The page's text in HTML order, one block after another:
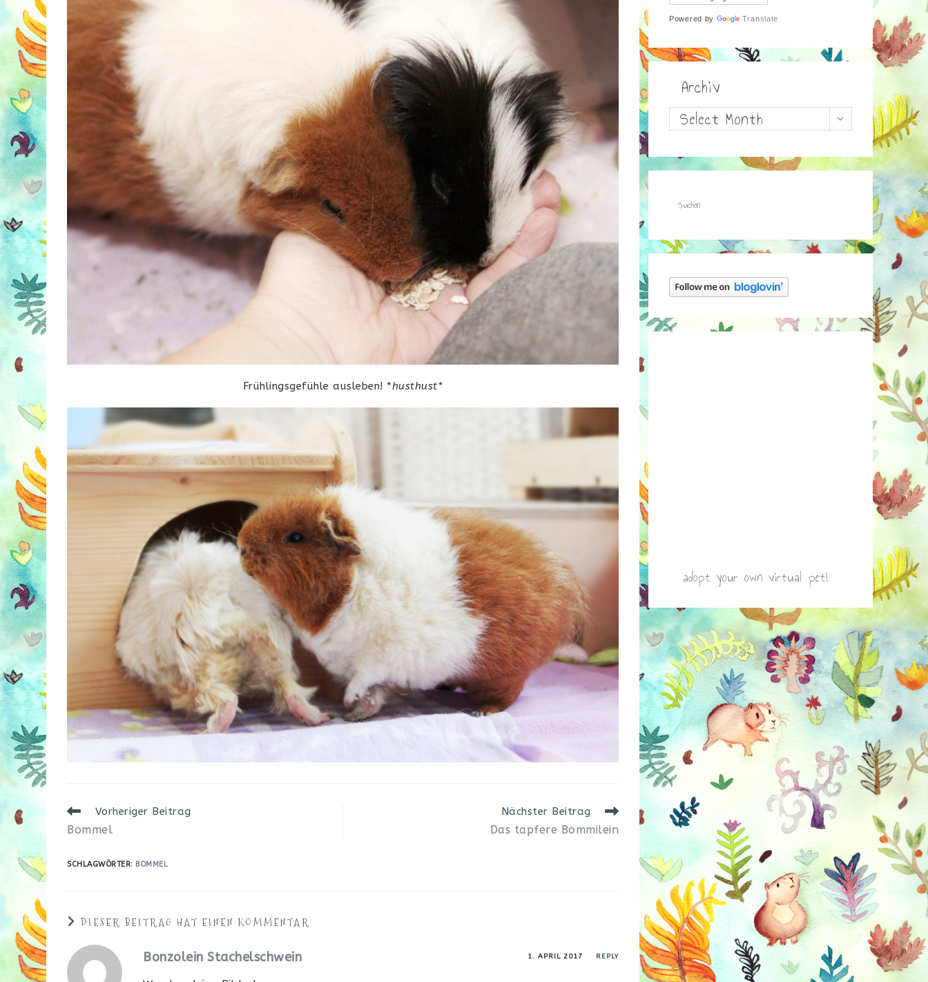
Frühlingsgefühle ausleben! *husthust*
Weitere
Artikel
ansehen
Vorheriger Beitrag
Bommel
Nächster Beitrag
Das tapfere Bommilein
SCHLAGWÖRTER: BOMMEL
DIESER BEITRAG HAT EINEN KOMMENTAR
Bonzolein Stachelschwein 1. APRIL 2017 REPLY
Powered by Translate
Archiv
ArchivSelect Month
adopt your own virtual pet!